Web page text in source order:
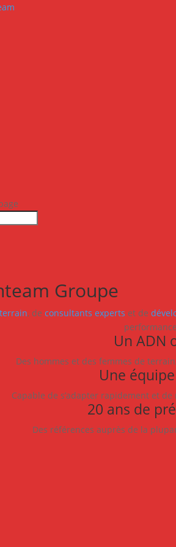
Groupe
, de consultants experts et de
Un ADN
Des hommes et des femmes de
Une
Capable de s’adapter rapidement et
20 ans de
Des références auprès de la